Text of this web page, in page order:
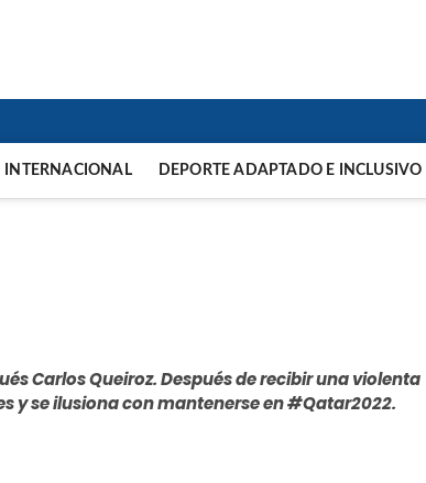
INTERNACIONAL DEPORTE ADAPTADO E INCLUSIVO
Carlos Queiroz. Después de recibir una violenta
y se ilusiona con mantenerse en #Qatar2022.